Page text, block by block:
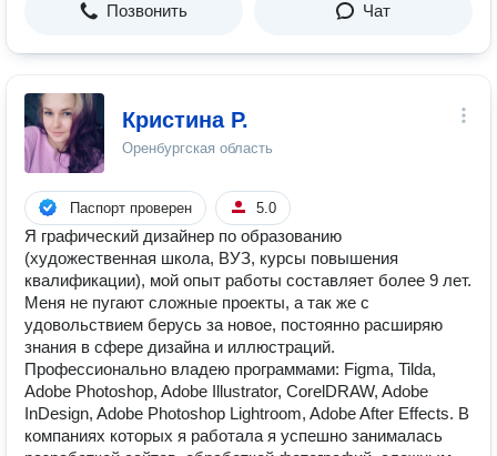
Позвонить Чат
Кристина Р.
Оренбургская область
Паспорт проверен 5.0
Я графический дизайнер по образованию
(художественная школа, ВУЗ, курсы повышения
квалификации), мой опыт работы составляет более 9 лет.
Меня не пугают сложные проекты, а так же с
удовольствием берусь за новое, постоянно расширяю
знания в сфере дизайна и иллюстраций.
Профессионально владею программами: Figma, Tilda,
Adobe Photoshop, Adobe Illustrator, CorelDRAW, Adobe
InDesign, Adobe Photoshop Lightroom, Adobe After Effects. В
компаниях которых я работала я успешно занималась